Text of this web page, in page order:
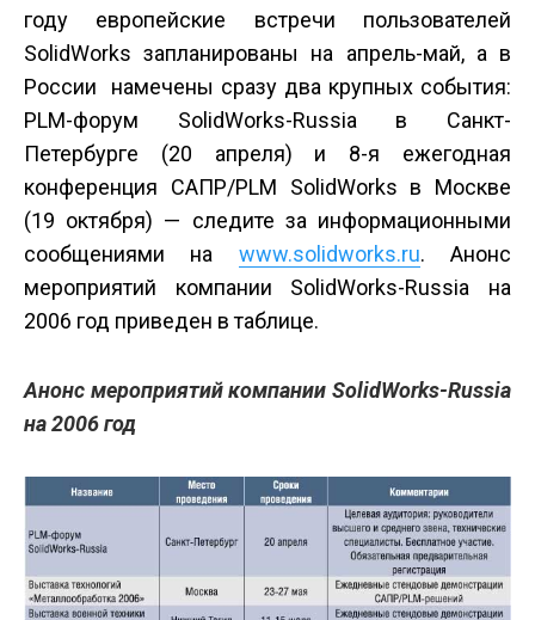
году европейские встречи пользователей
SolidWorks запланированы на апрель-май, а в
России намечены сразу два крупных события:
PLM-форум SolidWorks-Russia в Санкт-
Петербурге (20 апреля) и 8-я ежегодная
конференция САПР/PLM SolidWorks в Москве
(19 октября) — следите за информационными
сообщениями на www.solidworks.ru. Анонс
мероприятий компании SolidWorks-Russia на
2006 год приведен в таблице.
Анонс мероприятий компании SolidWorks-Russia
на 2006 год